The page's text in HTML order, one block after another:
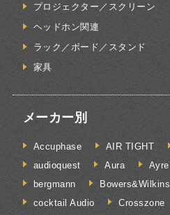
プロジェクター／スクリーン
ヘッドホン関連
ラック／ボード／スタンド
家具
メーカー別
Accuphase AIR TIGHT
audioquest
Aura Ayre
bergmann
Bowers&Wilkins
cocktail Audio
Crosszone